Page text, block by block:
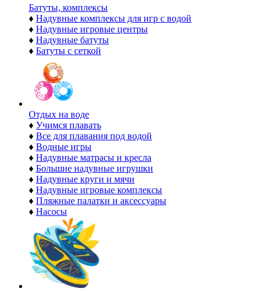
Батуты, комплексы
♦ Надувные комплексы для игр с водой
♦ Надувные игровые центры
♦ Надувные батуты
♦ Батуты с сеткой
Отдых на воде
♦ Учимся плавать
♦ Все для плавания под водой
♦ Водные игры
♦ Надувные матрасы и кресла
♦ Большие надувные игрушки
♦ Надувные круги и мячи
♦ Надувные игровые комплексы
♦ Пляжные палатки и аксессуары
♦ Насосы